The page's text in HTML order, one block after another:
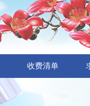
收费清单